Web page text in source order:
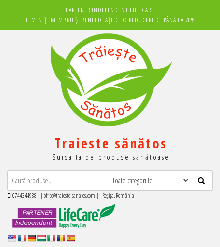
conținut
PARTENER INDEPENDENT LIFE CARE
DEVENIȚI MEMBRU ȘI BENEFICIAȚI DE O REDUCERI DE PÂNĂ LA 70%
Traieste sănătos
Sursa ta de produse sănătoase
0744344988 || office@traieste-sanatos.com || Reșița, România